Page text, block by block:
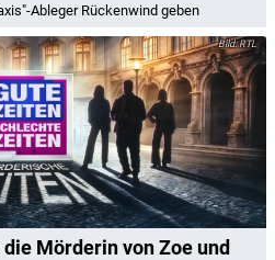
Ableger Rückenwind geben
RTL
Mörderin von Zoe und